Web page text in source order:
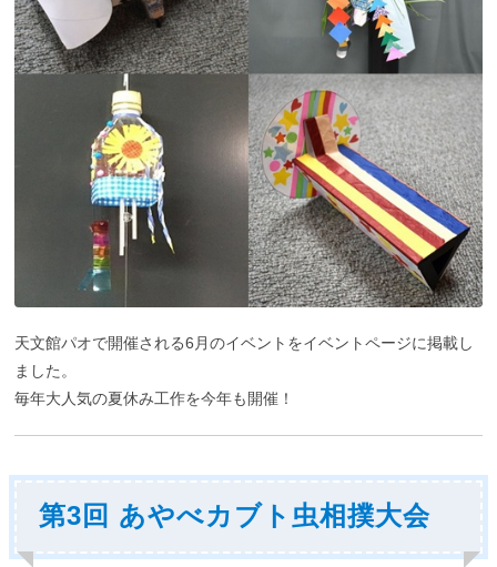
天文館パオで開催される6月のイベントをイベントページに掲載し
ました。
毎年大人気の夏休み工作を今年も開催！
第3回 あやべカブト虫相撲大会